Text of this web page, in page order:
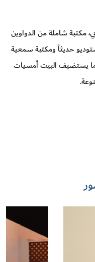
مكتبة شاملة من الدواوين
حديثاً ومكتبة سمعية
يستضيف البيت أمسيات